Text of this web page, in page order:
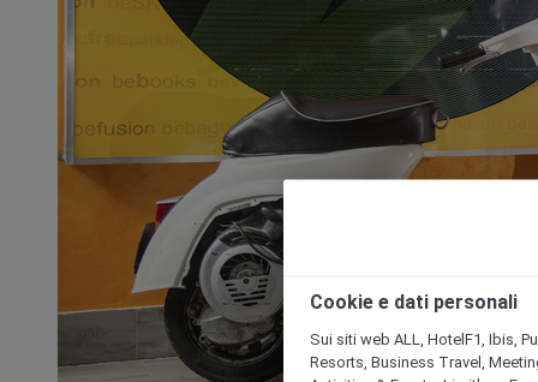
Cookie e dati personali
Sui siti web ALL, HotelF1, Ibis,
Resorts, Business Travel,